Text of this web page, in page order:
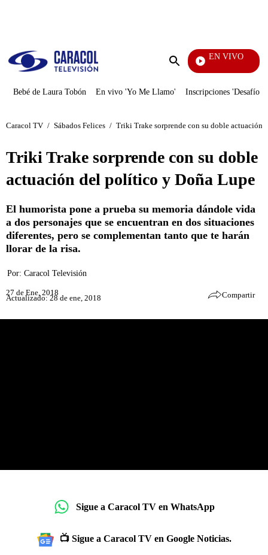
Enviar
EN VIVO
Día A Día
Bebé de Laura Tobón En vivo 'Yo Me Llamo' Inscripciones 'Desafío'
Caracol TV / Sábados Felices / Triki Trake sorprende con su doble actuación
Triki Trake sorprende con su doble
actuación del político y Doña Lupe
El humorista pone a prueba su memoria dándole vida
a dos personajes que se encuentran en dos situaciones
diferentes, pero se complementan tanto que te harán
llorar de la risa.
Por: Caracol Televisión
27 de Ene, 2018
Actualizado: 28 de ene, 2018 Compartir
Sigue a Caracol TV en WhatsApp
📺 Sigue a Caracol TV en Google Noticias.